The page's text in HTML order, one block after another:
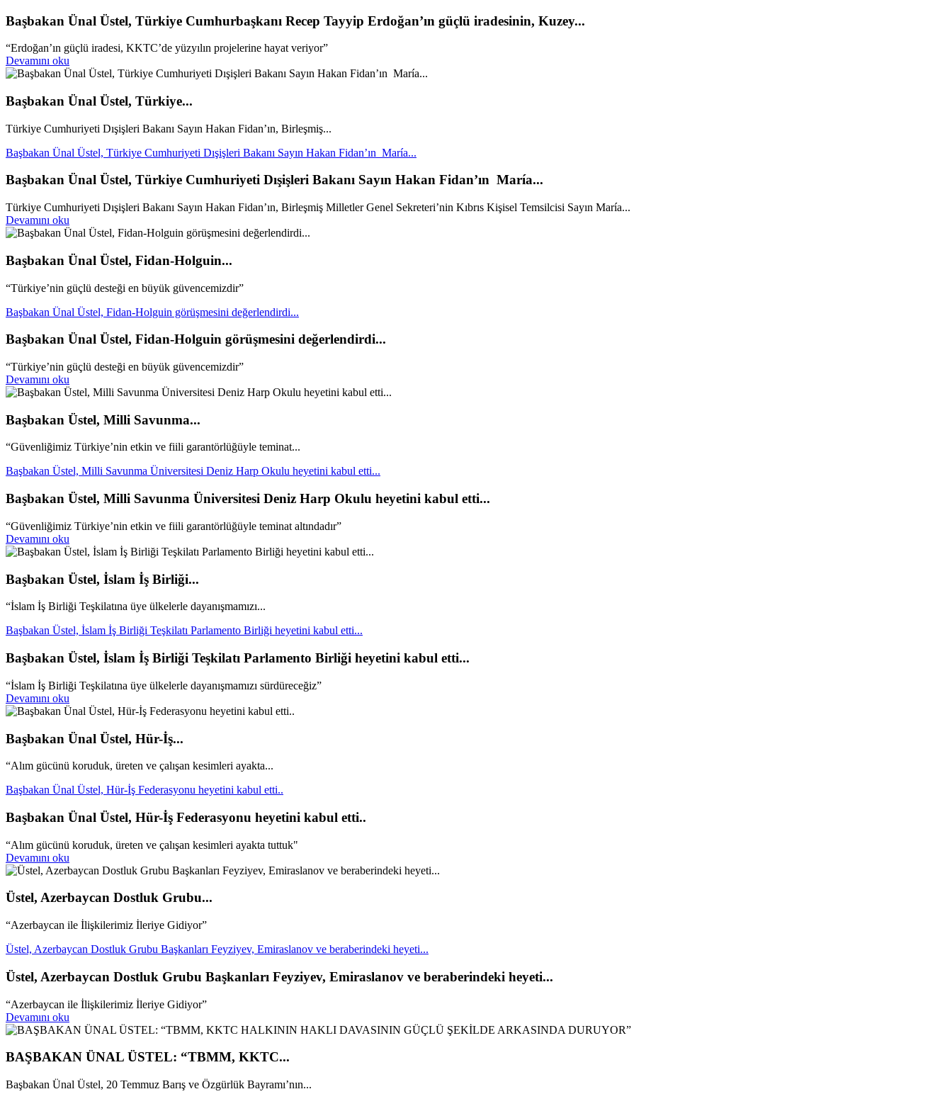
Başbakan Ünal Üstel, Türkiye Cumhurbaşkanı Recep Tayyip Erdoğan’ın güçlü iradesinin, Kuzey...
“Erdoğan’ın güçlü iradesi, KKTC’de yüzyılın projelerine hayat veriyor”
Devamını oku
Başbakan Ünal Üstel, Türkiye...
Türkiye Cumhuriyeti Dışişleri Bakanı Sayın Hakan Fidan’ın, Birleşmiş...
Başbakan Ünal Üstel, Türkiye Cumhuriyeti Dışişleri Bakanı Sayın Hakan Fidan’ın María...
Başbakan Ünal Üstel, Türkiye Cumhuriyeti Dışişleri Bakanı Sayın Hakan Fidan’ın María...
Türkiye Cumhuriyeti Dışişleri Bakanı Sayın Hakan Fidan’ın, Birleşmiş Milletler Genel Sekreteri’nin Kıbrıs Kişisel Temsilcisi Sayın María...
Devamını oku
Başbakan Ünal Üstel, Fidan-Holguin...
“Türkiye’nin güçlü desteği en büyük güvencemizdir”
Başbakan Ünal Üstel, Fidan-Holguin görüşmesini değerlendirdi...
Başbakan Ünal Üstel, Fidan-Holguin görüşmesini değerlendirdi...
“Türkiye’nin güçlü desteği en büyük güvencemizdir”
Devamını oku
Başbakan Üstel, Milli Savunma...
“Güvenliğimiz Türkiye’nin etkin ve fiili garantörlüğüyle teminat...
Başbakan Üstel, Milli Savunma Üniversitesi Deniz Harp Okulu heyetini kabul etti...
Başbakan Üstel, Milli Savunma Üniversitesi Deniz Harp Okulu heyetini kabul etti...
“Güvenliğimiz Türkiye’nin etkin ve fiili garantörlüğüyle teminat altındadır”
Devamını oku
Başbakan Üstel, İslam İş Birliği...
“İslam İş Birliği Teşkilatına üye ülkelerle dayanışmamızı...
Başbakan Üstel, İslam İş Birliği Teşkilatı Parlamento Birliği heyetini kabul etti...
Başbakan Üstel, İslam İş Birliği Teşkilatı Parlamento Birliği heyetini kabul etti...
“İslam İş Birliği Teşkilatına üye ülkelerle dayanışmamızı sürdüreceğiz”
Devamını oku
Başbakan Ünal Üstel, Hür-İş...
“Alım gücünü koruduk, üreten ve çalışan kesimleri ayakta...
Başbakan Ünal Üstel, Hür-İş Federasyonu heyetini kabul etti..
Başbakan Ünal Üstel, Hür-İş Federasyonu heyetini kabul etti..
“Alım gücünü koruduk, üreten ve çalışan kesimleri ayakta tuttuk"
Devamını oku
Üstel, Azerbaycan Dostluk Grubu...
“Azerbaycan ile İlişkilerimiz İleriye Gidiyor”
Üstel, Azerbaycan Dostluk Grubu Başkanları Feyziyev, Emiraslanov ve beraberindeki heyeti...
Üstel, Azerbaycan Dostluk Grubu Başkanları Feyziyev, Emiraslanov ve beraberindeki heyeti...
“Azerbaycan ile İlişkilerimiz İleriye Gidiyor”
Devamını oku
BAŞBAKAN ÜNAL ÜSTEL: “TBMM, KKTC...
Başbakan Ünal Üstel, 20 Temmuz Barış ve Özgürlük Bayramı’nın...